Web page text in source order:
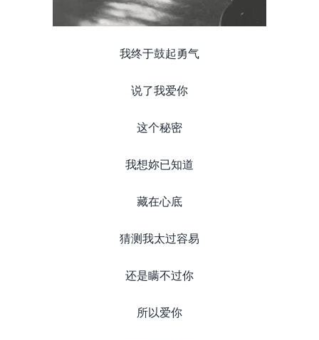
我终于鼓起勇气
说了我爱你
这个秘密
我想妳已知道
藏在心底
猜测我太过容易
还是瞒不过你
所以爱你